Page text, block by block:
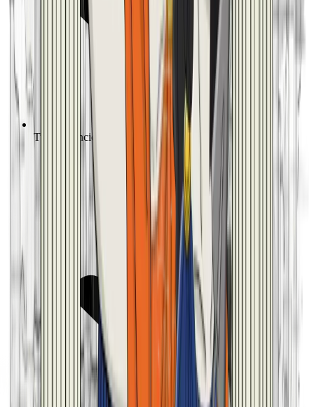
Tutto di Enciclopedia Digitale